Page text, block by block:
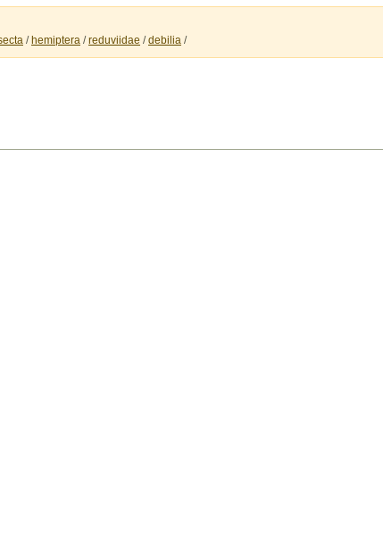
/ hemiptera /reduviidae /debilia /